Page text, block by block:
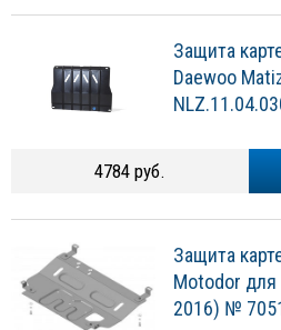
Защита
Daewoo
4784 руб.
Защита
Motodor для
2016) №